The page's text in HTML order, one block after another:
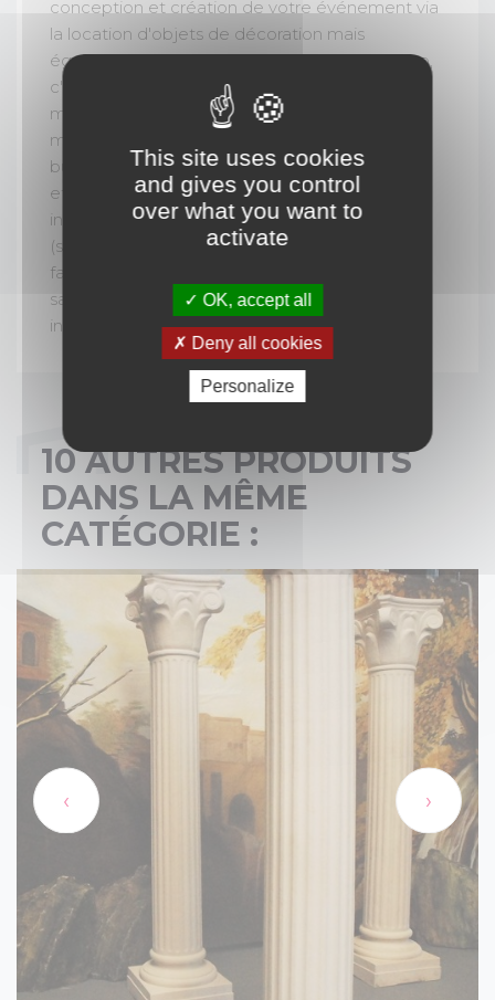
conception et création de votre événement via
la location d'objets de décoration mais
également la fabrication sur-mesure. La Sceno,
c'est l'assurance d'avoir un événement clé en
main, conçu, organisé et orchestré de A à Z, de
manière personnalisée et le respect de votre
budget. La Sceno intervient partout en France
et à l'étranger, sur votre site, en outdoor ou en
indoor pour tous types d'événements
(séminaires, journée ou soirée du personnel,
family day, convention, assemblée générale,
salon, lancement de produit, team-building,
incentive...).
10 AUTRES PRODUITS
DANS LA MÊME
CATÉGORIE :
‹ ›
This site uses cookies
and gives you control
over what you want to
activate
OK, accept all
Deny all cookies
Personalize